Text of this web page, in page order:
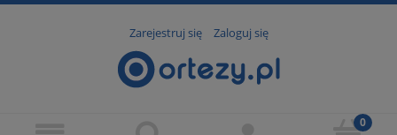
Zarejestruj się Zaloguj się